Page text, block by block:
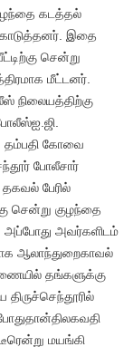
கடத்தல்
இதை
சென்று
மீட்டனர்.
நிலையத்திற்கு
தம்பதி கோவை
போலீசார்
பேரில்
சென்று குழந்தை
அப்போது அவர்களிடம்
ஆலாந்துறைகாவல்
தங்களுக்கு
மயங்கி